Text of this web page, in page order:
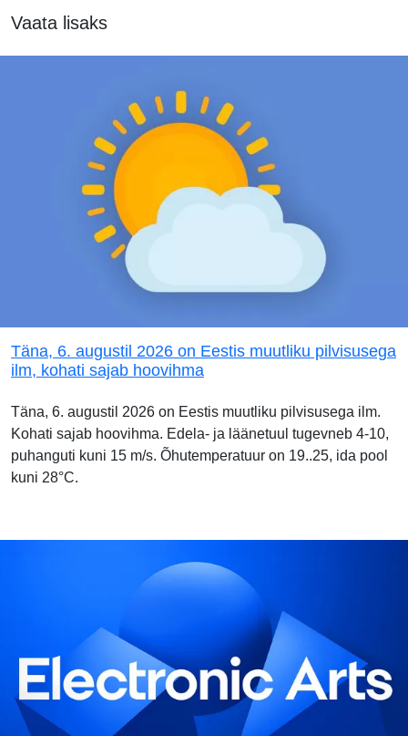
Vaata lisaks
Täna, 6. augustil 2026 on Eestis muutliku pilvisusega
ilm, kohati sajab hoovihma
Täna, 6. augustil 2026 on Eestis muutliku pilvisusega ilm.
Kohati sajab hoovihma. Edela- ja läänetuul tugevneb 4-10,
puhanguti kuni 15 m/s. Õhutemperatuur on 19..25, ida pool
kuni 28°C.